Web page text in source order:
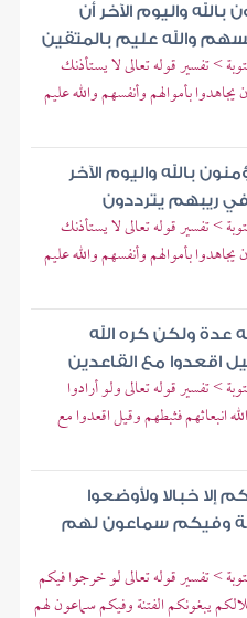
واليوم الآخر أن
والله عليم بالمتقين
> تفسير قوله تعالى لا يستأذنك
يجاهدوا بأموالهم وأنفسهم والله عليم
بالله واليوم الآخر
ريبهم يترددون
> تفسير قوله تعالى لا يستأذنك
يجاهدوا بأموالهم وأنفسهم والله عليم
له عدة ولكن كره الله
اقعدوا مع القاعدين
> تفسير قوله تعالى ولو أرادوا
انبعاثهم فثبطهم وقيل اقعدوا مع
إلا خبالا ولأوضعوا
وفيكم سماعون لهم
> تفسير قوله تعالى لو خرجوا فيكم
يبغونكم الفتنة وفيكم سماعون لهم